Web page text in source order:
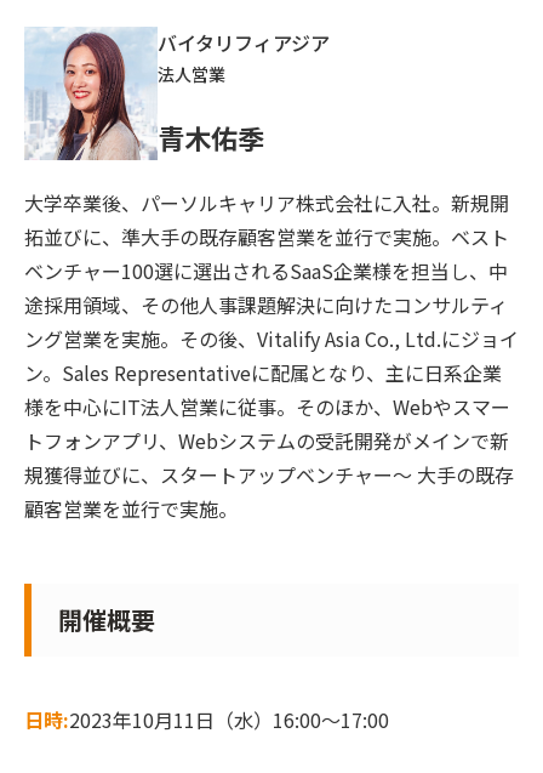
バイタリフィアジア
法人営業
青木佑季
大学卒業後、パーソルキャリア株式会社に入社。新規開
拓並びに、準大手の既存顧客営業を並行で実施。ベスト
ベンチャー100選に選出されるSaaS企業様を担当し、中
途採用領域、その他人事課題解決に向けたコンサルティ
ング営業を実施。その後、Vitalify Asia Co., Ltd.にジョイ
ン。Sales Representativeに配属となり、主に日系企業
様を中心にIT法人営業に従事。そのほか、Webやスマー
トフォンアプリ、Webシステムの受託開発がメインで新
規獲得並びに、スタートアップベンチャー〜 大手の既存
顧客営業を並行で実施。
開催概要
日時:2023年10月11日（水）16:00～17:00